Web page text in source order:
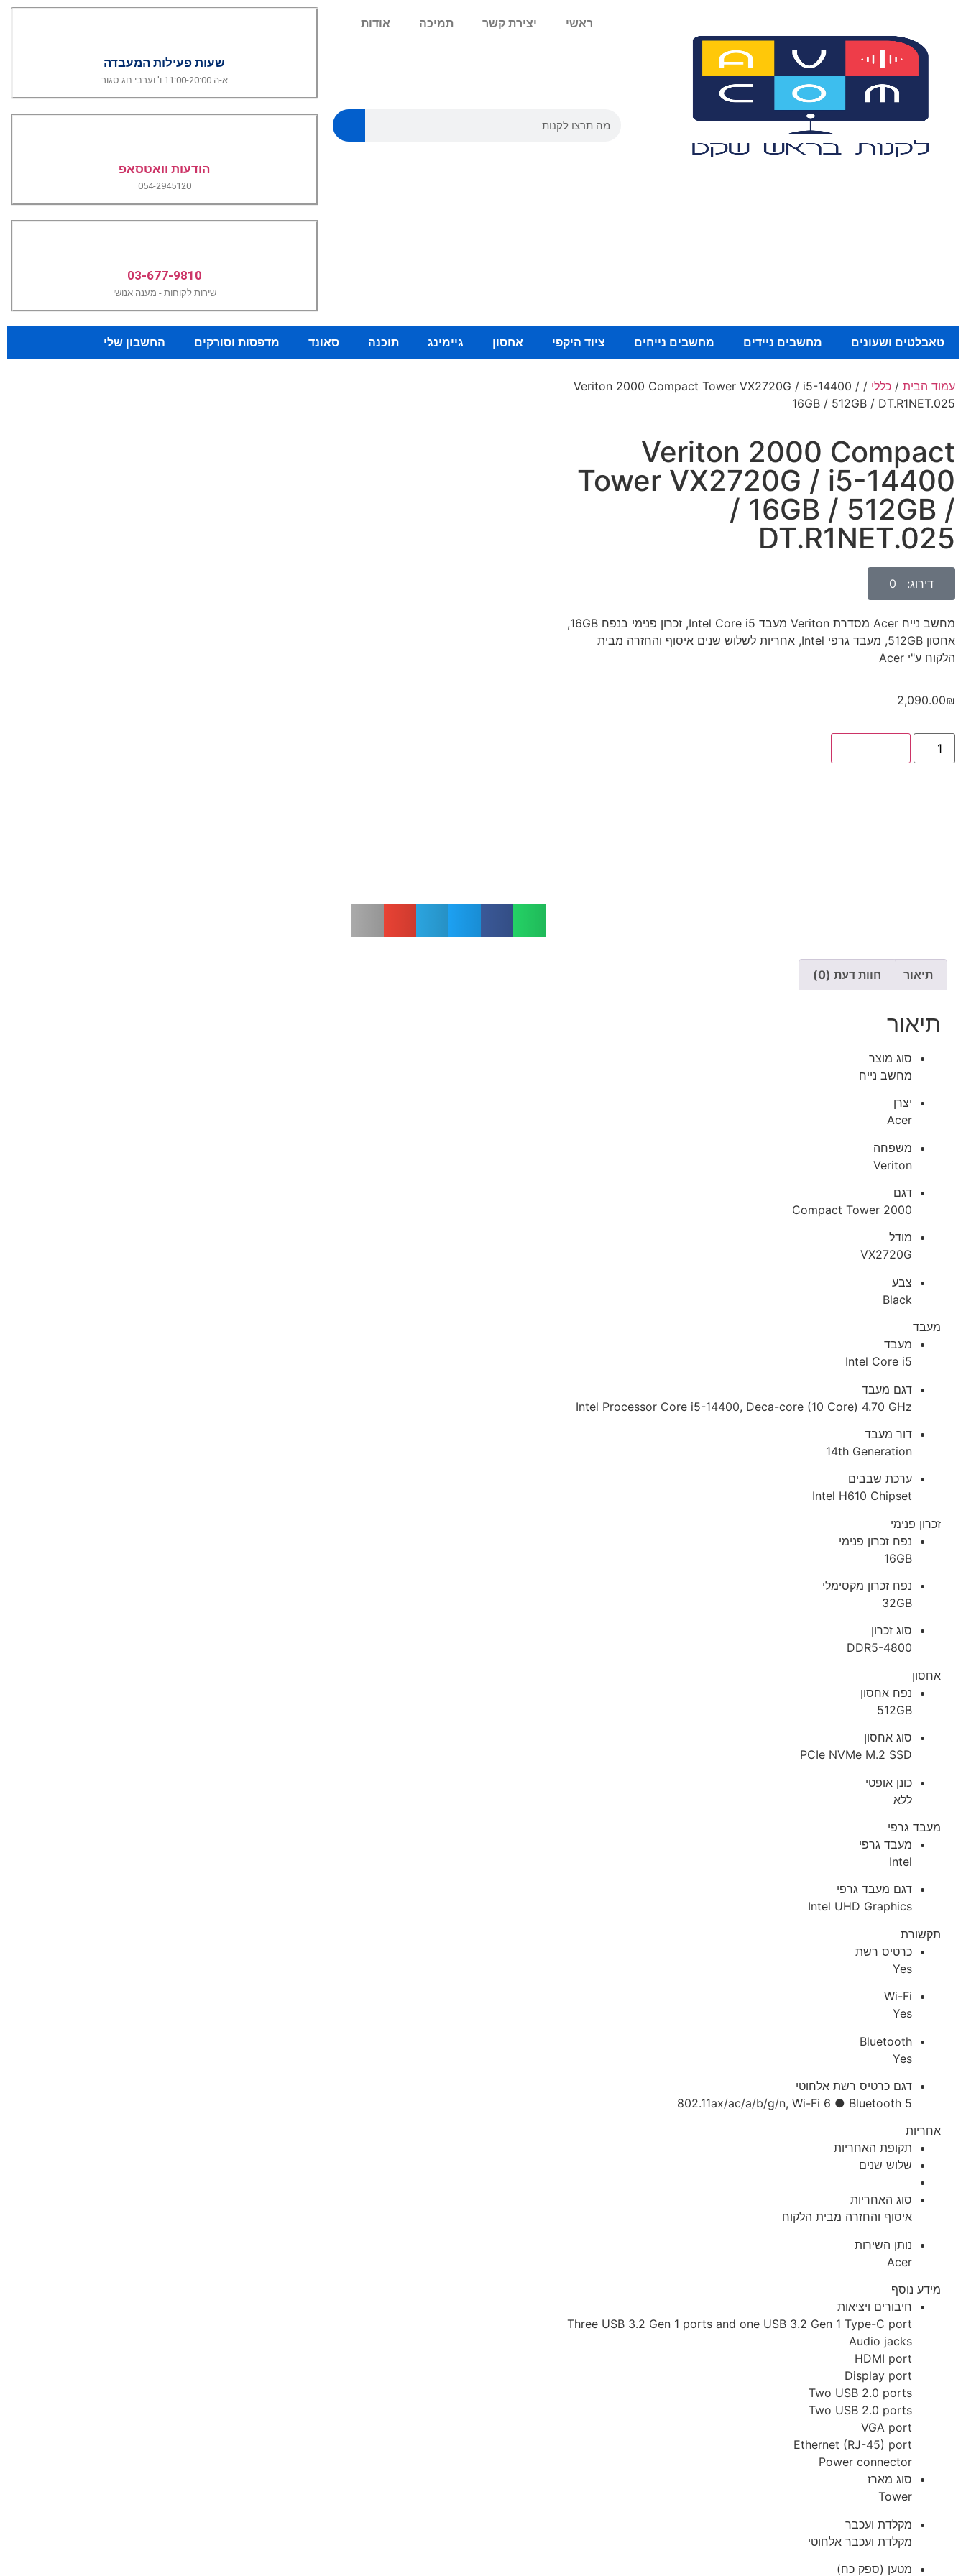
ראשי יצירת קשר תמיכה אודות
שעות פעילות המעבדה
א-ה 11:00-20:00 ו' וערבי חג סגור
הודעות וואטסאפ
054-2945120
03-677-9810
שירות לקוחות - מענה אנושי
טאבלטים ושעונים מחשבים ניידים מחשבים נייחים ציוד היקפי אחסון גיימינג תוכנה סאונד מדפסות וסורקים החשבון שלי
עמוד הבית / כללי
/ Veriton 2000 Compact Tower VX2720G / i5-14400 /
16GB / 512GB / DT.R1NET.025
Veriton 2000 Compact
Tower VX2720G / i5-14400
/ 16GB / 512GB /
DT.R1NET.025
דירוג: 0
מחשב נייח Acer מסדרת Veriton מעבד Intel Core i5, זכרון פנימי בנפח 16GB,
אחסון 512GB, מעבד גרפי Intel, אחריות לשלוש שנים איסוף והחזרה מבית
הלקוח ע"י Acer
2,090.00₪
תיאור חוות דעת (0)
תיאור
סוג מוצר
מחשב נייח
יצרן
Acer
משפחה
Veriton
דגם
2000 Compact Tower
מודל
VX2720G
צבע
Black
מעבד
מעבד
Intel Core i5
דגם מעבד
Intel Processor Core i5-14400, Deca-core (10 Core) 4.70 GHz
דור מעבד
14th Generation
ערכת שבבים
Intel H610 Chipset
זכרון פנימי
נפח זכרון פנימי
16GB
נפח זכרון מקסימלי
32GB
סוג זכרון
DDR5-4800
אחסון
נפח אחסון
512GB
סוג אחסון
PCIe NVMe M.2 SSD
כונן אופטי
ללא
מעבד גרפי
מעבד גרפי
Intel
דגם מעבד גרפי
Intel UHD Graphics
תקשורת
כרטיס רשת
Yes
Wi-Fi
Yes
Bluetooth
Yes
דגם כרטיס רשת אלחוטי
802.11ax/ac/a/b/g/n, Wi-Fi 6 ● Bluetooth 5
אחריות
תקופת האחריות
שלוש שנים
סוג האחריות
איסוף והחזרה מבית הלקוח
נותן השירות
Acer
מידע נוסף
חיבורים ויציאות
Three USB 3.2 Gen 1 ports and one USB 3.2 Gen 1 Type-C port
Audio jacks
HDMI port
Display port
Two USB 2.0 ports
Two USB 2.0 ports
VGA port
Ethernet (RJ-45) port
Power connector
סוג מארז
Tower
מקלדת ועכבר
מקלדת ועכבר אלחוטי
מטען (ספק כח)